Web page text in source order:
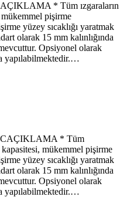
* Tüm ızgaraların
pişirme
yüzey sıcaklığı yaratmak
olarak 15 mm kalınlığında
Opsiyonel olarak
yapılabilmektedir.…
* Tüm
mükemmel pişirme
yüzey sıcaklığı yaratmak
olarak 15 mm kalınlığında
Opsiyonel olarak
yapılabilmektedir.…